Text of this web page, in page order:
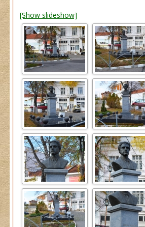
[Show slideshow]